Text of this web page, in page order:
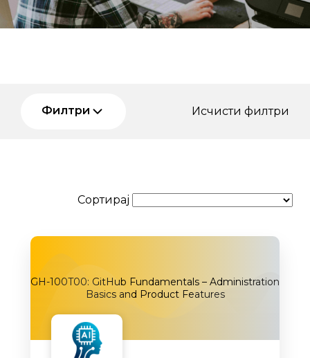
Филтри Исчисти филтри
Сортирај
GH-100T00: GitHub Fundamentals – Administration
Basics and Product Features
Наскоро